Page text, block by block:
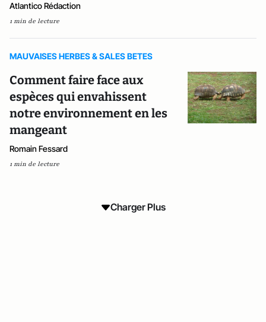
Atlantico Rédaction
1 min de lecture
MAUVAISES HERBES & SALES BETES
Comment faire face aux
espèces qui envahissent
notre environnement en les
mangeant
Romain Fessard
1 min de lecture
Charger Plus